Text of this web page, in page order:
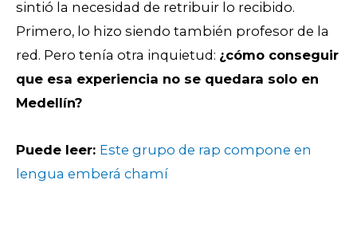
sintió la necesidad de retribuir lo recibido.
Primero, lo hizo siendo también profesor de la
red. Pero tenía otra inquietud: ¿cómo conseguir
que esa experiencia no se quedara solo en
Medellín?
Puede leer: Este grupo de rap compone en
lengua emberá chamí